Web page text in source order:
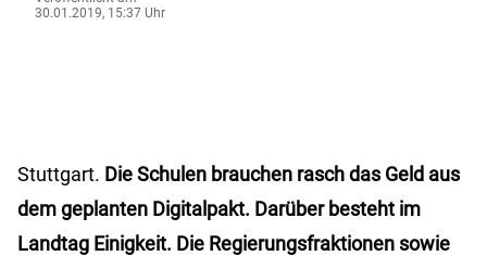
30.01.2019, 15:37 Uhr
Stuttgart. Die Schulen brauchen rasch das Geld aus
dem geplanten Digitalpakt. Darüber besteht im
Landtag Einigkeit. Die Regierungsfraktionen sowie